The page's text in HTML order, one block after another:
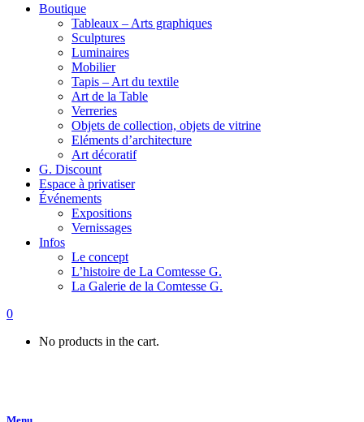
Boutique
Tableaux – Arts graphiques
Sculptures
Luminaires
Mobilier
Tapis – Art du textile
Art de la Table
Verreries
Objets de collection, objets de vitrine
Eléments d’architecture
Art décoratif
G. Discount
Espace à privatiser
Événements
Expositions
Vernissages
Infos
Le concept
L’histoire de La Comtesse G.
La Galerie de la Comtesse G.
0
No products in the cart.